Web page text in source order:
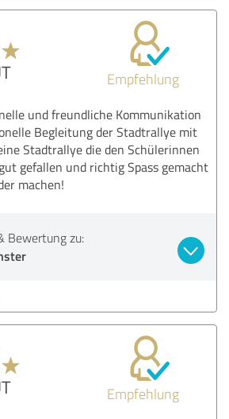
Empfehlung
und freundliche Kommunikation
Begleitung der Stadtrallye mit
Stadtrallye die den Schülerinnen
gefallen und richtig Spass gemacht
machen!
Bewertung zu:
Empfehlung